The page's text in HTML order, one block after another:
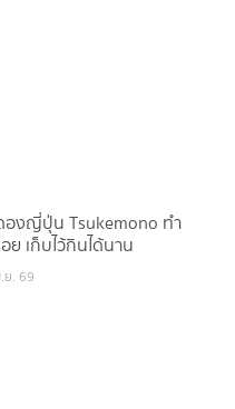
งญี่ปุ่น Tsukemono ทำ
ย เก็บไว้กินได้นาน
ย. 69